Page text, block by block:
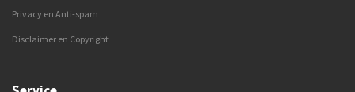
Privacy en Anti-spam
Disclaimer en Copyright